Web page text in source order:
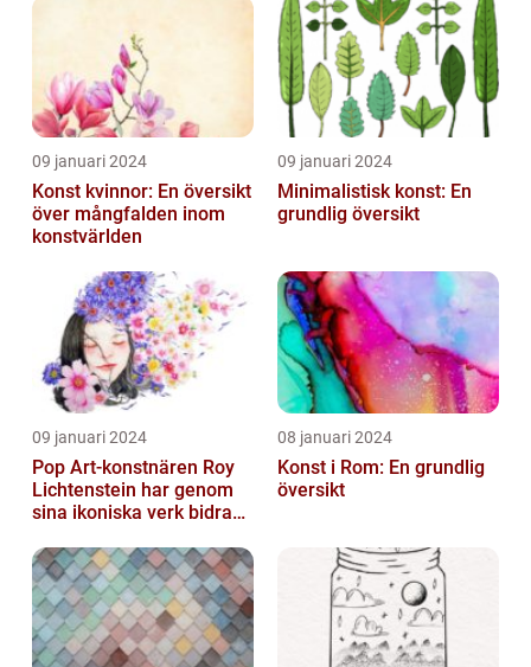
Utbildningsanstalter inom
09 januari 2024
Konst kvinnor: En översikt
över mångfalden inom
konstvärlden
09 januari 2024
Minimalistisk konst: En
grundlig översikt
09 januari 2024
Pop Art-konstnären Roy
Lichtenstein har genom
sina ikoniska verk bidragit
08 januari 2024
Konst i Rom: En grundlig
översikt